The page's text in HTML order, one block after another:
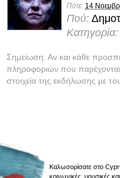
Πότε: 14
Πού:
Κατηγορία:
Σημείωση: Αν και κάθε
πληροφοριών που
στοιχεία της εκδήλωσης με
Καλωσορίσατε στο
κοινωνικές, μουσικές